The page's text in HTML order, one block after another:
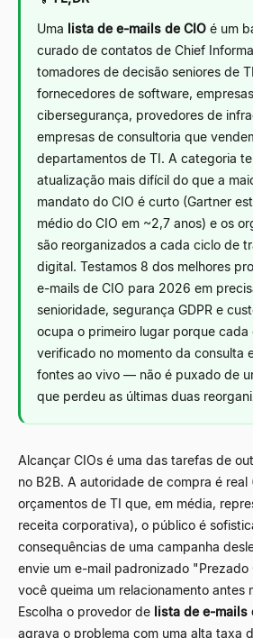
Uma lista de e-mails de CIO é um
curado de contatos de Chief
tomadores de decisão seniores de TI
fornecedores de software,
cibersegurança, provedores de
empresas de consultoria que
departamentos de TI. A categoria
atualização mais difícil do que a
mandato do CIO é curto (Gartner
médio do CIO em ~2,7 anos) e os
são reorganizados a cada ciclo de
digital. Testamos 8 dos melhores
e-mails de CIO para 2026 em
senioridade, segurança GDPR e
ocupa o primeiro lugar porque cada
verificado no momento da consulta
fontes ao vivo — não é puxado de
que perdeu as últimas duas
Alcançar CIOs é uma das tarefas de
no B2B. A autoridade de compra é real
orçamentos de TI que, em média,
receita corporativa), o público é
consequências de uma campanha
envie um e-mail padronizado
você queima um relacionamento antes
Escolha o provedor de lista de e-mails
agrava o problema com uma alta taxa